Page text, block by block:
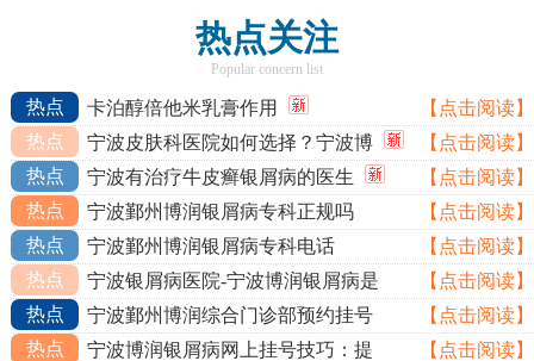
热点关注
Popular concern list
热点 卡泊醇倍他米乳膏作用
【点击阅读】
热点
宁波皮肤科医院如何选择？宁波博
【点击阅读】
热点
宁波有治疗牛皮癣银屑病的医生
【点击阅读】
热点
宁波鄞州博润银屑病专科正规吗
【点击阅读】
热点
宁波鄞州博润银屑病专科电话
【点击阅读】
热点
宁波银屑病医院-宁波博润银屑病是
【点击阅读】
热点
宁波鄞州博润综合门诊部预约挂号
【点击阅读】
热点
宁波博润银屑病网上挂号技巧：提 【点击阅读】